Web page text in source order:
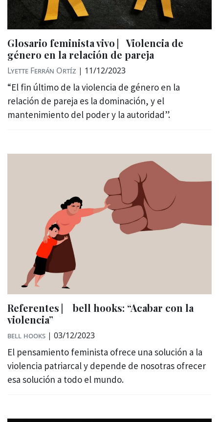
Glosario feminista vivo ⎸Violencia de
género en la relación de pareja
Lyette Ferrán Ortíz | 11/12/2023
“El fin último de la violencia de género en la
relación de pareja es la dominación, y el
mantenimiento del poder y la autoridad”.
Referentes ⎸ bell hooks: “Acabar con la
violencia”
bell hooks | 03/12/2023
El pensamiento feminista ofrece una solución a la
violencia patriarcal y depende de nosotras ofrecer
esa solución a todo el mundo.